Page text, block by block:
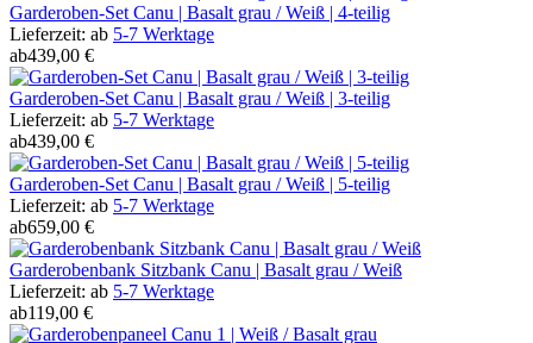
Garderoben-Set Canu | Basalt grau / Weiß | 4-teilig
Lieferzeit: ab 5-7 Werktage
ab439,00 €
Garderoben-Set Canu | Basalt grau / Weiß | 3-teilig
Lieferzeit: ab 5-7 Werktage
ab439,00 €
Garderoben-Set Canu | Basalt grau / Weiß | 5-teilig
Lieferzeit: ab 5-7 Werktage
ab659,00 €
Garderobenbank Sitzbank Canu | Basalt grau / Weiß
Lieferzeit: ab 5-7 Werktage
ab119,00 €